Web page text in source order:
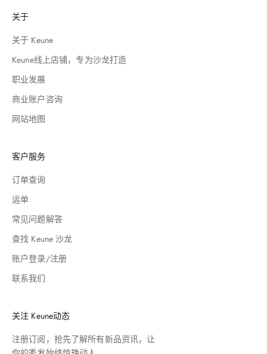
关于
关于 Keune
Keune线上店铺，专为沙龙打造
职业发展
商业账户咨询
网站地图
客户服务
订单查询
运单
常见问题解答
查找 Keune 沙龙
账户登录/注册
联系我们
关注 Keune动态
注册订阅，抢先了解所有新品资讯，让